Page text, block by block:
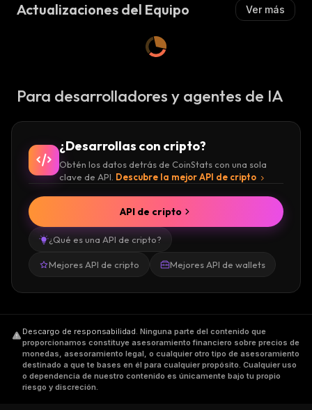
Actualizaciones del Equipo Ver más
Para desarrolladores y agentes de IA
¿Desarrollas con cripto?
Obtén los datos detrás de CoinStats con una sola
clave de API. Descubre la mejor API de cripto
¿Qué es una API de cripto?
Mejores API de cripto Mejores API de wallets
API de cripto
Descargo de responsabilidad. Ninguna parte del contenido que
proporcionamos constituye asesoramiento financiero sobre precios de
monedas, asesoramiento legal, o cualquier otro tipo de asesoramiento
destinado a que te bases en él para cualquier propósito. Cualquier uso
o dependencia de nuestro contenido es únicamente bajo tu propio
riesgo y discreción.